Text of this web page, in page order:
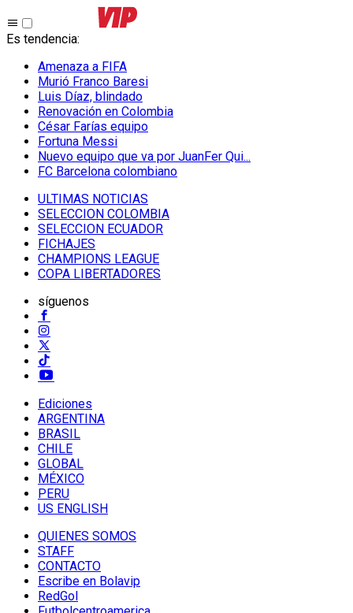
Es tendencia:
Amenaza a FIFA
Murió Franco Baresi
Luis Díaz, blindado
Renovación en Colombia
César Farías equipo
Fortuna Messi
Nuevo equipo que va por JuanFer Qui...
FC Barcelona colombiano
ULTIMAS NOTICIAS
SELECCION COLOMBIA
SELECCION ECUADOR
FICHAJES
CHAMPIONS LEAGUE
COPA LIBERTADORES
síguenos
Ediciones
ARGENTINA
BRASIL
CHILE
GLOBAL
MÉXICO
PERU
US ENGLISH
QUIENES SOMOS
STAFF
CONTACTO
Escribe en Bolavip
RedGol